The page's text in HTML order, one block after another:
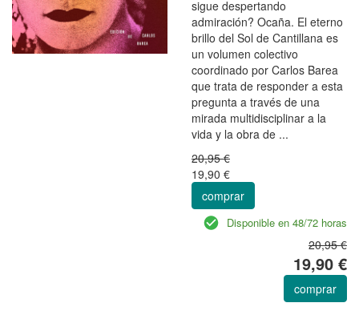
sigue despertando
admiración? Ocaña. El eterno
brillo del Sol de Cantillana es
un volumen colectivo
coordinado por Carlos Barea
que trata de responder a esta
pregunta a través de una
mirada multidisciplinar a la
vida y la obra de ...
20,95 €
19,90 €
comprar
Disponible en 48/72 horas
20,95 €
19,90 €
comprar